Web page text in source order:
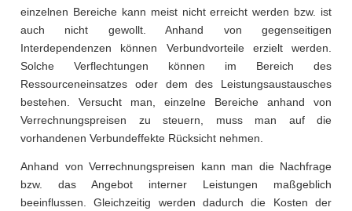
einzelnen Bereiche kann meist nicht erreicht werden bzw. ist
auch nicht gewollt. Anhand von gegenseitigen
Interdependenzen können Verbundvorteile erzielt werden.
Solche Verflechtungen können im Bereich des
Ressourceneinsatzes oder dem des Leistungsaustausches
bestehen. Versucht man, einzelne Bereiche anhand von
Verrechnungspreisen zu steuern, muss man auf die
vorhandenen Verbundeffekte Rücksicht nehmen.
Anhand von Verrechnungspreisen kann man die Nachfrage
bzw. das Angebot interner Leistungen maßgeblich
beeinflussen. Gleichzeitig werden dadurch die Kosten der